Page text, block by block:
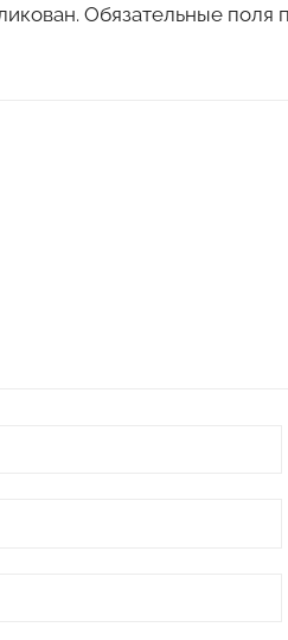
Обязательные поля